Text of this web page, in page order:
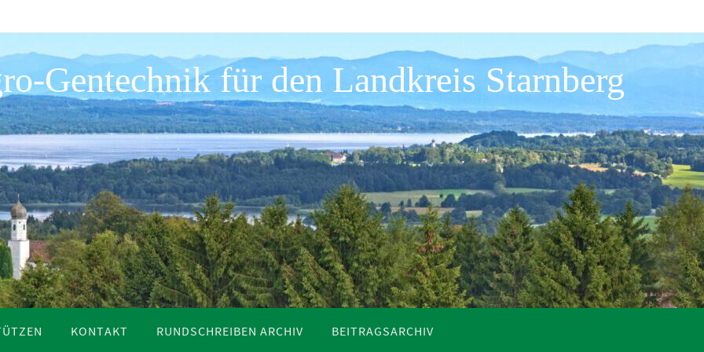
Gentechnik für den Landkreis Starnberg
KONTAKT RUNDSCHREIBEN ARCHIV BEITRAGSARCHIV